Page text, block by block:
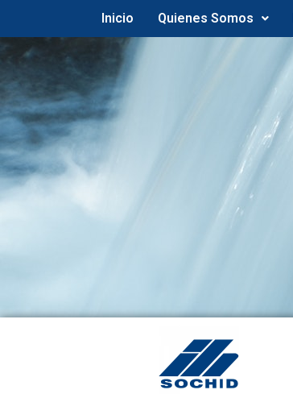
Inicio Quienes Somos